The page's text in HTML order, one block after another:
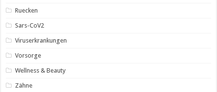
Ruecken
Sars-CoV2
Viruserkrankungen
Vorsorge
Wellness & Beauty
Zähne